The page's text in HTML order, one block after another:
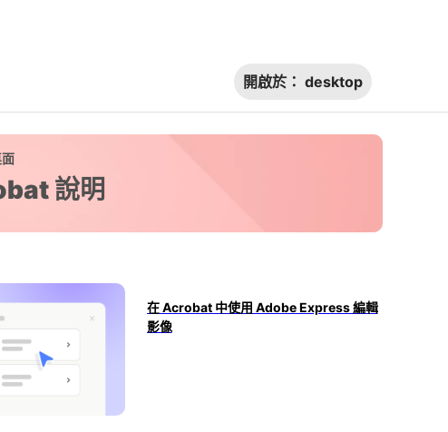
開啟於： desktop
說明
在 Acrobat 中使用 Adobe Express 編輯
影像